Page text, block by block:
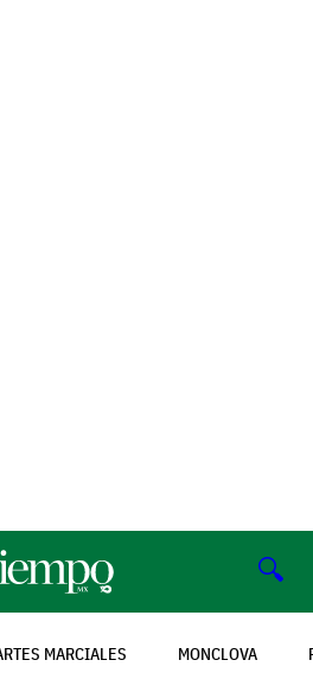
🔍
MARCIALES MONCLOVA